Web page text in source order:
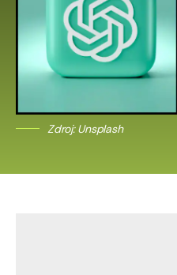
Zdroj: Unsplash